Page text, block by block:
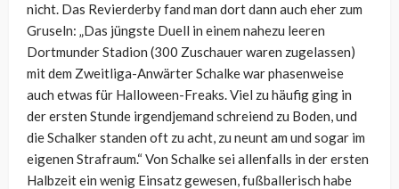
nicht. Das Revierderby fand man dort dann auch eher zum
Gruseln: „Das jüngste Duell in einem nahezu leeren
Dortmunder Stadion (300 Zuschauer waren zugelassen)
mit dem Zweitliga-Anwärter Schalke war phasenweise
auch etwas für Halloween-Freaks. Viel zu häufig ging in
der ersten Stunde irgendjemand schreiend zu Boden, und
die Schalker standen oft zu acht, zu neunt am und sogar im
eigenen Strafraum.“ Von Schalke sei allenfalls in der ersten
Halbzeit ein wenig Einsatz gewesen, fußballerisch habe